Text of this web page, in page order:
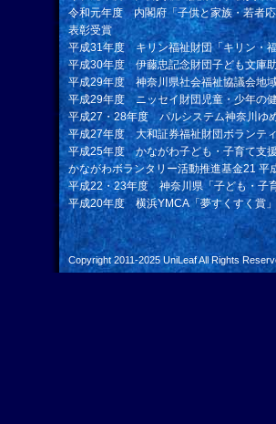
令和元年度 内閣府「子供と家族・若者
表彰受賞
平成31年度 キリン福祉財団「キリン・
平成30年度 伊藤忠記念財団子ども文庫
平成29年度 神奈川県社会福祉協議会地
平成29年度 ニッセイ財団児童・少年の
平成27・28年度 パルシステム神奈川ゆ
平成27年度 大和証券福祉財団ボランテ
平成25年度 かながわ子ども・子育て支
かながわボランタリー活動推進基金21
平成22・23年度 神奈川県「子ども・子
平成20年度 横浜YMCA「夢すくすく賞
Copyright 2011-2025 UniLeafAll Rights